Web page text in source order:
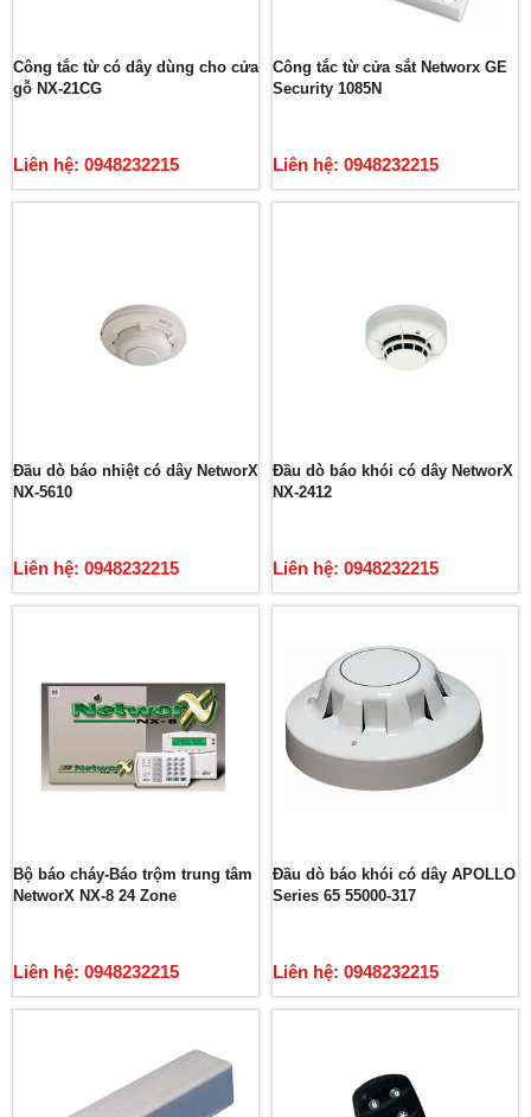
Công tắc từ có dây dùng cho cửa
gỗ NX-21CG
Liên hệ: 0948232215
Công tắc từ cửa sắt Networx GE
Security 1085N
Liên hệ: 0948232215
Đầu dò báo nhiệt có dây NetworX
NX-5610
Liên hệ: 0948232215
Đầu dò báo khói có dây NetworX
NX-2412
Liên hệ: 0948232215
Bộ báo cháy-Báo trộm trung tâm
NetworX NX-8 24 Zone
Liên hệ: 0948232215
Đầu dò báo khói có dây APOLLO
Series 65 55000-317
Liên hệ: 0948232215